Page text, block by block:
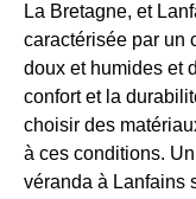
La Bretagne, et
caractérisée par un
doux et humides et
confort et la
choisir des
à ces conditions.
véranda à Lanfains